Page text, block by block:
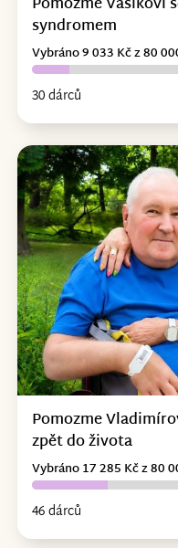
syndromem
30 dárců
Vybráno 9 033 Kč z 80
Pomozme
zpět do života
46 dárců
Vybráno 17 285 Kč z 80